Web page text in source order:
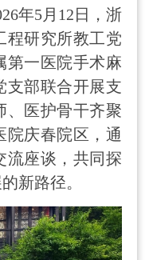
年5月12日，浙
程研究所教工党
第一医院手术麻
支部联合开展支
、医护骨干齐聚
院庆春院区，通
流座谈，共同探
新路径。